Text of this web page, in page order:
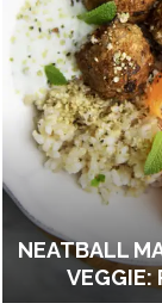
NEATBALL
VEGGIE: